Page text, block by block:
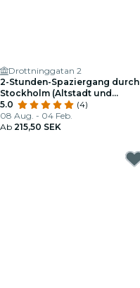
Drottninggatan 2
2-Stunden-Spaziergang durch
Stockholm (Altstadt und
Umgebung)
5.0
(4)
08 Aug. - 04 Feb.
Ab 215,50 SEK